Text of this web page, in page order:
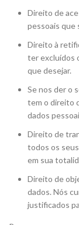
Direito de
pessoais que
Direito à
ter excluídos
que desejar.
Se nos der o
tem o direito
dados
Direito de
todos os
em sua
Direito de
dados. Nós
justificados